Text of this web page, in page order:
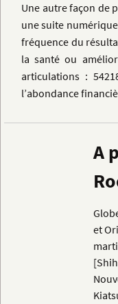
Une autre façon de
une suite
fréquence du
la santé ou
articulations :
l’abondance
A
et